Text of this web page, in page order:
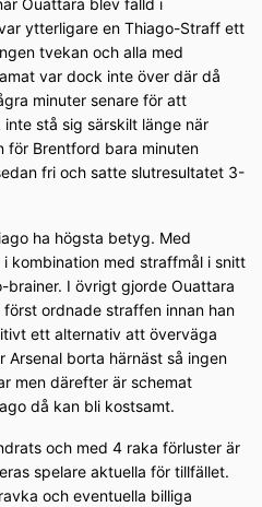
Ouattara blev fälld i
ytterligare en Thiago-Straff ett
tvekan och alla med
var dock inte över där då
minuter senare för att
stå sig särskilt länge när
för Brentford bara minuten
fri och satte slutresultatet 3-
ha högsta betyg. Med
kombination med straffmål i snitt
brainer. I övrigt gjorde Ouattara
ordnade straffen innan han
ett alternativ att överväga
Arsenal borta härnäst så ingen
men därefter är schemat
då kan bli kostsamt.
och med 4 raka förluster är
spelare aktuella för tillfället.
och eventuella billiga